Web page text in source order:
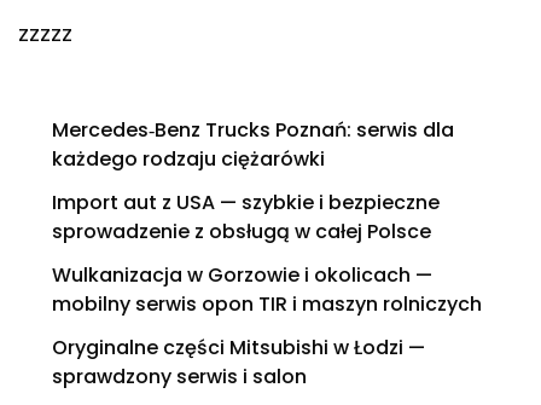
zzzzz
Mercedes‑Benz Trucks Poznań: serwis dla
każdego rodzaju ciężarówki
Import aut z USA — szybkie i bezpieczne
sprowadzenie z obsługą w całej Polsce
Wulkanizacja w Gorzowie i okolicach —
mobilny serwis opon TIR i maszyn rolniczych
Oryginalne części Mitsubishi w Łodzi —
sprawdzony serwis i salon